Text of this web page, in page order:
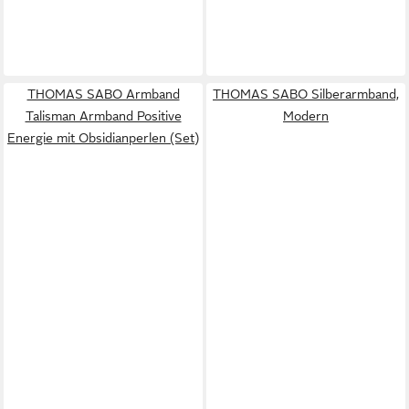
THOMAS SABO Armband
Talisman Armband Positive
Energie mit Obsidianperlen (Set)
THOMAS SABO Silberarmband,
Modern